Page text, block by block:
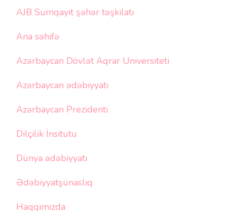
AJB Sumqayıt şəhər təşkilatı
Ana səhifə
Azərbaycan Dövlət Aqrar Universiteti
Azərbaycan ədəbiyyatı
Azərbaycan Prezidenti
Dilçilik İnsitutu
Dünya ədəbiyyatı
Ədəbiyyatşünaslıq
Haqqımızda